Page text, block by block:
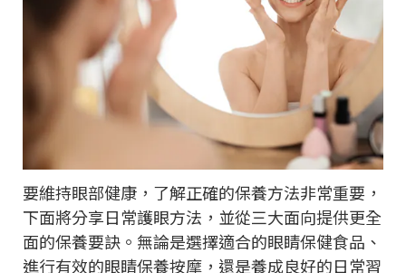
要維持眼部健康，了解正確的保養方法非常重要，
下面將分享日常護眼方法，並從三大面向提供更全
面的保養要訣。無論是選擇適合的眼睛保健食品、
進行有效的眼睛保養按摩，還是養成良好的日常習